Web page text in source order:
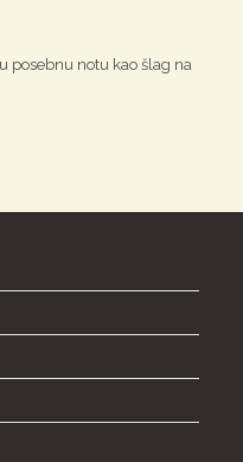
posebnu notu kao šlag na